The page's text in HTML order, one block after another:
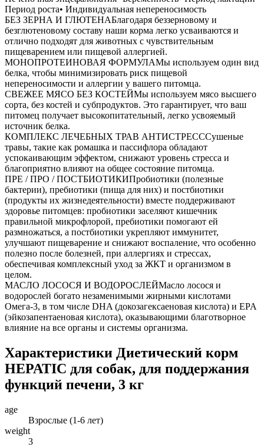
Период роста• Индивидуальная непереносимость
БЕЗ ЗЕРНА И ГЛЮТЕНАБлагодаря беззерновому и
безглютеновому составу наши корма легко усваиваются и
отлично подходят для животных с чувствительным
пищеварением или пищевой аллергией.
МОНОПРОТЕИНОВАЯ ФОРМУЛАМы используем один вид
белка, чтобы минимизировать риск пищевой
непереносимости и аллергии у вашего питомца.
СВЕЖЕЕ МЯСО БЕЗ КОСТЕЙМы используем мясо высшего
сорта, без костей и субпродуктов. Это гарантирует, что ваш
питомец получает высокопитательный, легко усвояемый
источник белка.
КОМПЛЕКС ЛЕЧЕБНЫХ ТРАВ АНТИСТРЕСССушеные
травы, такие как ромашка и пассифлора обладают
успокаивающим эффектом, снижают уровень стресса и
благоприятно влияют на общее состояние питомца.
ПРЕ / ПРО / ПОСТБИОТИКИПробиотики (полезные
бактерии), пребиотики (пища для них) и постбиотики
(продукты их жизнедеятельности) вместе поддерживают
здоровье питомцев: пробиотики заселяют кишечник
правильной микрофлорой, пребиотики помогают ей
размножаться, а постбиотики укрепляют иммунитет,
улучшают пищеварение и снижают воспаление, что особенно
полезно после болезней, при аллергиях и стрессах,
обеспечивая комплексный уход за ЖКТ и организмом в
целом.
МАСЛО ЛОСОСЯ И ВОДОРОСЛЕЙМасло лосося и
водорослей богато незаменимыми жирными кислотами
Омега-3, в том числе DHA (докозагексаеновая кислота) и EPA
(эйкозапентаеновая кислота), оказывающими благотворное
влияние на все органы и системы организма.
Характеристики Диетический корм
HEPATIC для собак, для поддержания
функций печени, 3 кг
age
Взрослые (1-6 лет)
weight
3